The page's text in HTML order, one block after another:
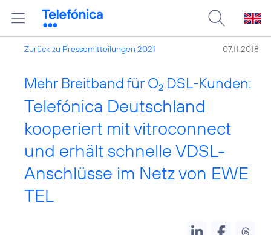
Zurück zu Pressemitteilungen 2021 07.11.2018
Mehr Breitband für O2 DSL-Kunden:
Telefónica Deutschland
kooperiert mit vitroconnect
und erhält schnelle VDSL-
Anschlüsse im Netz von EWE
TEL